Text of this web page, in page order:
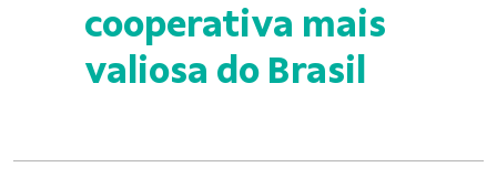
cooperativa mais
valiosa do Brasil